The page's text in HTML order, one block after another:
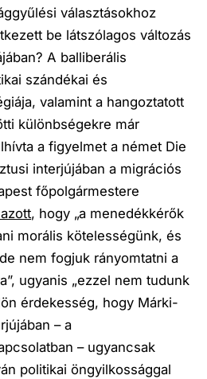
választásokhoz
be látszólagos változás
A balliberális
szándékai és
valamint a hangoztatott
különbségekre már
a figyelmet a német Die
interjújában a migrációs
főpolgármestere
, hogy „a menedékkérők
morális kötelességünk, és
nem fogjuk rányomtatni a
, ugyanis „ezzel nem tudunk
érdekesség, hogy Márki-
– a
– ugyancsak
politikai öngyilkossággal